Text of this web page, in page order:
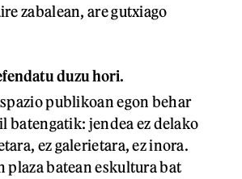
zabalean, are gutxiago
duzu hori.
publikoan egon behar
batengatik: jendea ez delako
ez galerietara, ez inora.
plaza batean eskultura bat